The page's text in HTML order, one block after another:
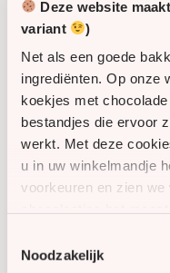
Deze website
variant
)
Net als een goede
ingrediënten. Op onze
koekjes met
bestandjes die ervoor
werkt. Met deze
u in uw winkelmandje
voorkeuren en zien we
beter maken. Met uw
Noodzakelijk
Personalisatie en verzending
De doos is uitstekend
Sinterklaas kaartje of
Let op: deze worden
zakjes bevestigd.
Sinterklaas kaartje
Sinterklaas brief
Let op:het kaartje en
van 200 zakjes.